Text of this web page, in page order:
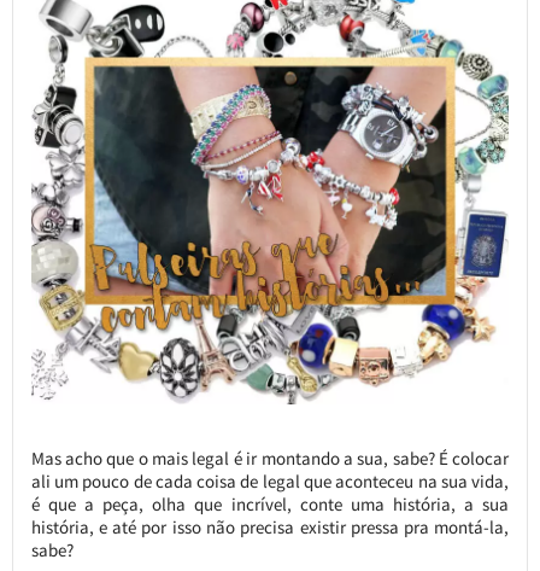
Mas acho que o mais legal é ir montando a sua, sabe? É colocar
ali um pouco de cada coisa de legal que aconteceu na sua vida,
é que a peça, olha que incrível, conte uma história, a sua
história, e até por isso não precisa existir pressa pra montá-la,
sabe?